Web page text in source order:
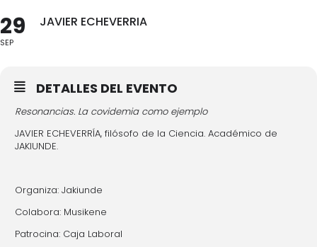
29
SEP
JAVIER ECHEVERRIA
DETALLES DEL EVENTO
Resonancias. La covidemia como ejemplo
JAVIER ECHEVERRÍA, filósofo de la Ciencia. Académico de
JAKIUNDE.
Organiza: Jakiunde
Colabora: Musikene
Patrocina: Caja Laboral